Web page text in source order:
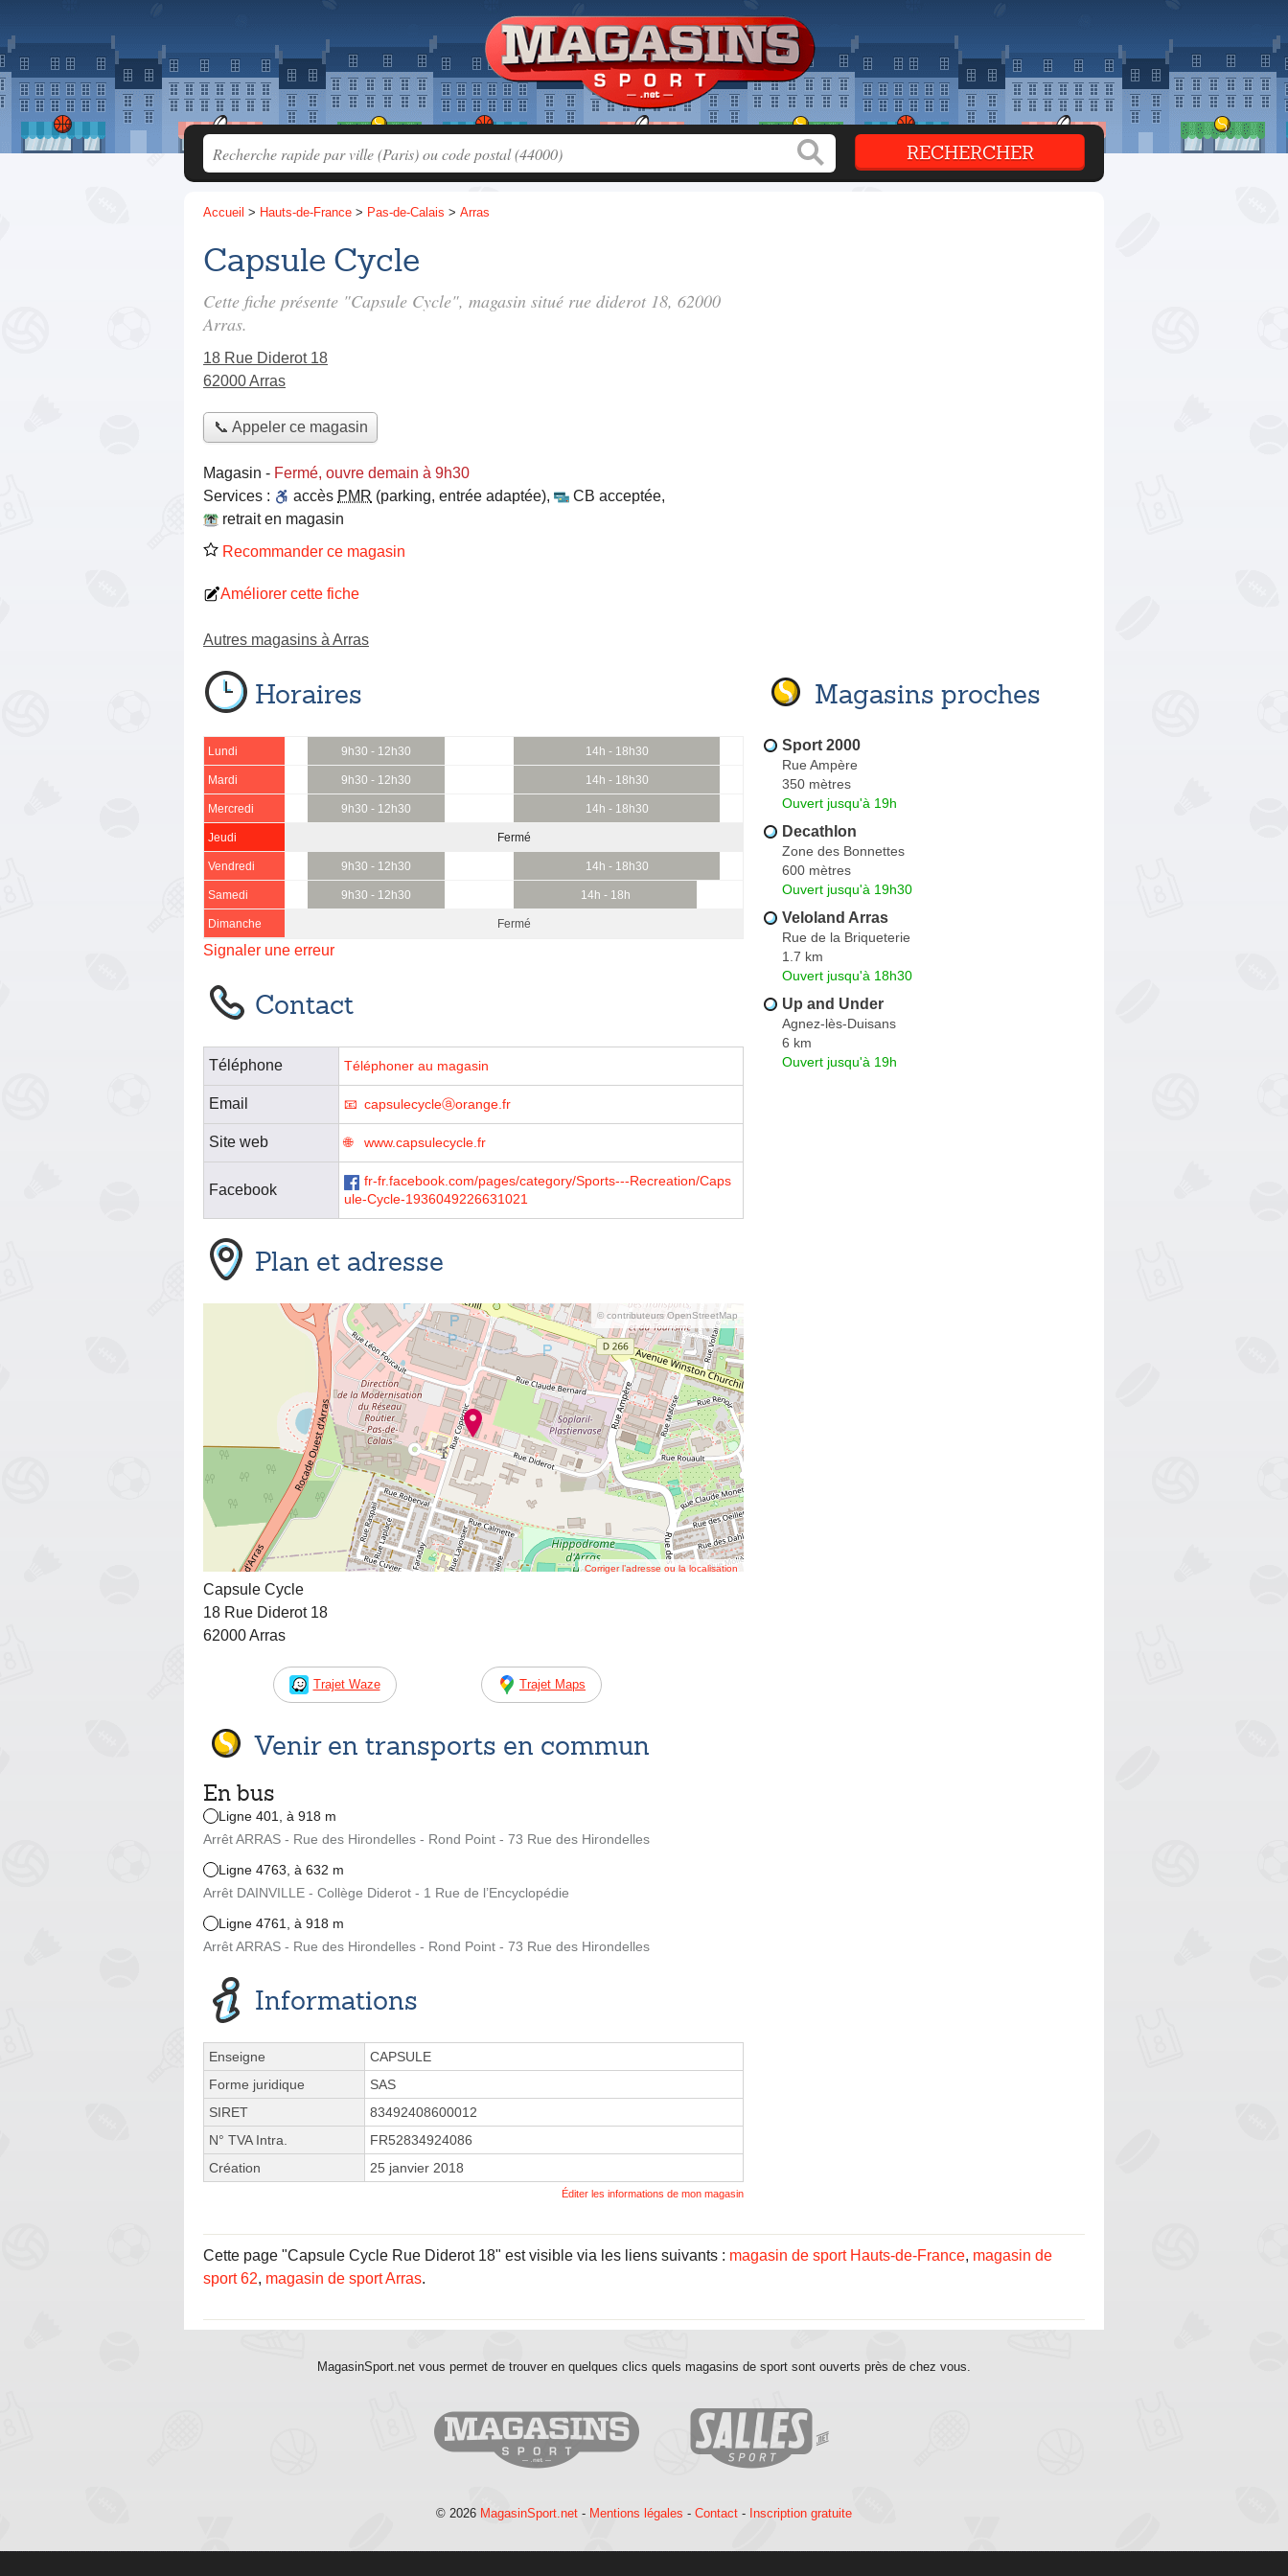
Accueil > Hauts-de-France > Pas-de-Calais > Arras
Capsule Cycle
Cette fiche présente "Capsule Cycle", magasin situé rue diderot 18, 62000
Arras.
18 Rue Diderot 18
62000 Arras
📞 Appeler ce magasin
Magasin - Fermé, ouvre demain à 9h30
Services :
accès PMR (parking, entrée adaptée), CB acceptée,
retrait en magasin
Recommander ce magasin
Améliorer cette fiche
Autres magasins à Arras
Horaires
Lundi 9h30 - 12h30 14h - 18h30
Mardi 9h30 - 12h30 14h - 18h30
Mercredi 9h30 - 12h30 14h - 18h30
Jeudi Fermé
Vendredi 9h30 - 12h30 14h - 18h30
Samedi 9h30 - 12h30 14h - 18h
Dimanche Fermé
Signaler une erreur
Contact
Téléphone Téléphoner au magasin
Email capsulecycleⓐorange.fr
Site web www.capsulecycle.fr
Facebook
fr-fr.facebook.com/pages/category/Sports---Recreation/Caps
ule-Cycle-1936049226631021
Plan et adresse
© contributeurs OpenStreetMap
Corriger l’adresse ou la localisation
Capsule Cycle
18 Rue Diderot 18
62000 Arras
Trajet Waze Trajet Maps
Venir en transports en commun
En bus
Ligne 401, à 918 m
Arrêt ARRAS - Rue des Hirondelles - Rond Point - 73 Rue des Hirondelles
Ligne 4763, à 632 m
Arrêt DAINVILLE - Collège Diderot - 1 Rue de l’Encyclopédie
Ligne 4761, à 918 m
Arrêt ARRAS - Rue des Hirondelles - Rond Point - 73 Rue des Hirondelles
Informations
Enseigne
CAPSULE
Forme juridique
SAS
SIRET
83492408600012
N° TVA Intra.
FR52834924086
Création
25 janvier 2018
Éditer les informations de mon magasin
Magasins proches
Sport 2000
Rue Ampère
350 mètres
Ouvert jusqu'à 19h
Decathlon
Zone des Bonnettes
600 mètres
Ouvert jusqu'à 19h30
Veloland Arras
Rue de la Briqueterie
1.7 km
Ouvert jusqu'à 18h30
Up and Under
Agnez-lès-Duisans
6 km
Ouvert jusqu'à 19h
Cette page "Capsule Cycle Rue Diderot 18" est visible via les liens suivants : magasin de sport Hauts-de-France, magasin de
sport 62, magasin de sport Arras.
MagasinSport.net vous permet de trouver en quelques clics quels magasins de sport sont ouverts près de chez vous.
© 2026 MagasinSport.net - Mentions légales - Contact - Inscription gratuite